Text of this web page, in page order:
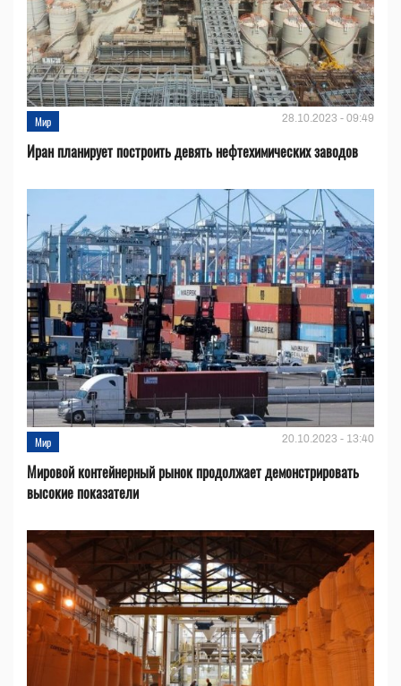
Мир 28.10.2023 - 09:49
Иран планирует построить девять нефтехимических заводов
Мир 20.10.2023 - 13:40
Мировой контейнерный рынок продолжает демонстрировать
высокие показатели